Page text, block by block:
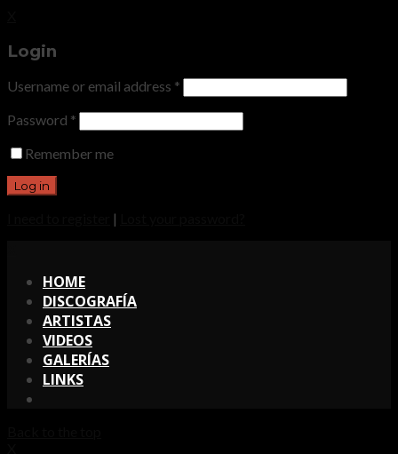
Login
Username or email address *
Password *
Remember me
|
HOME
DISCOGRAFÍA
ARTISTAS
VIDEOS
GALERÍAS
LINKS